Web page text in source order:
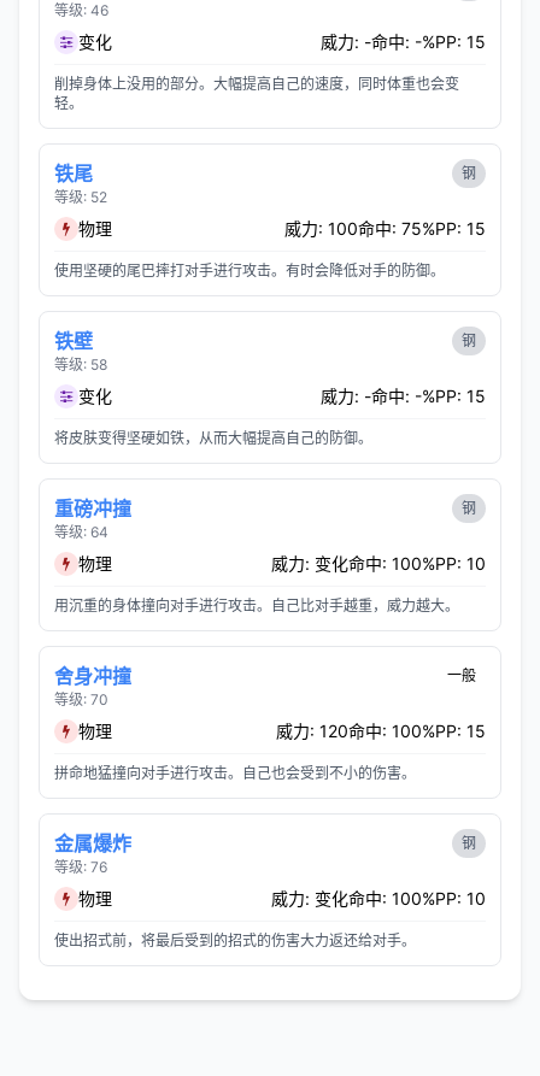
等级: 46
变化 威力: -命中: -%PP: 15
削掉身体上没用的部分。大幅提高自己的速度，同时体重也会变
轻。
铁尾
等级: 52
钢
物理 威力: 100命中: 75%PP: 15
使用坚硬的尾巴摔打对手进行攻击。有时会降低对手的防御。
铁壁
等级: 58
钢
变化 威力: -命中: -%PP: 15
将皮肤变得坚硬如铁，从而大幅提高自己的防御。
重磅冲撞
等级: 64
钢
物理 威力: 变化命中: 100%PP: 10
用沉重的身体撞向对手进行攻击。自己比对手越重，威力越大。
舍身冲撞
等级: 70
一般
物理 威力: 120命中: 100%PP: 15
拼命地猛撞向对手进行攻击。自己也会受到不小的伤害。
金属爆炸
等级: 76
钢
物理 威力: 变化命中: 100%PP: 10
使出招式前，将最后受到的招式的伤害大力返还给对手。